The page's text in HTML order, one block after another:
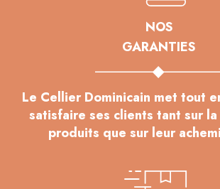
NOS
GARANTIES
Le Cellier Dominicain met tout
satisfaire ses clients tant sur
produits que sur leur